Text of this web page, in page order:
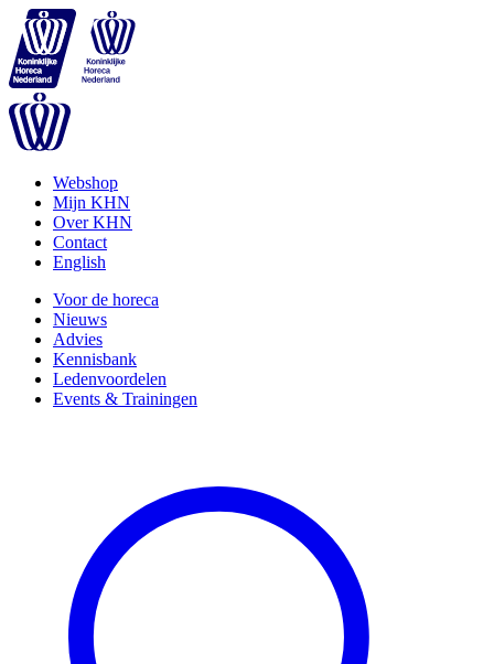
Webshop
Mijn KHN
Over KHN
Contact
English
Voor de horeca
Nieuws
Advies
Kennisbank
Ledenvoordelen
Events & Trainingen